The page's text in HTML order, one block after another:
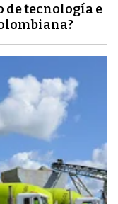
de tecnología e